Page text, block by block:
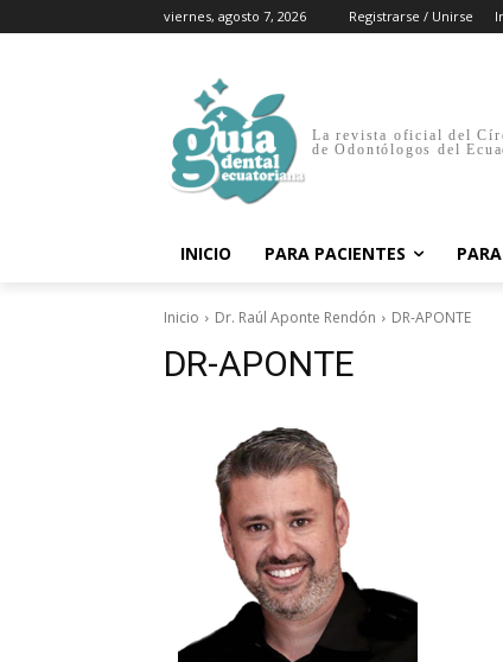
viernes, agosto 7, 2026 Registrarse / Unirse
La revista oficial del
de Odontólogos del
INICIO PARA PACIENTES
Inicio Dr. Raúl Aponte Rendón DR-APONTE
DR-APONTE